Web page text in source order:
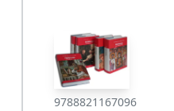
9788821167096